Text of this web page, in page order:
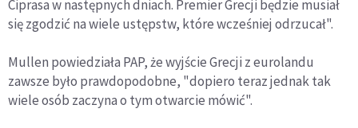
Ciprasa w następnych dniach. Premier Grecji będzie musiał
się zgodzić na wiele ustępstw, które wcześniej odrzucał".
Mullen powiedziała PAP, że wyjście Grecji z eurolandu
zawsze było prawdopodobne, "dopiero teraz jednak tak
wiele osób zaczyna o tym otwarcie mówić".